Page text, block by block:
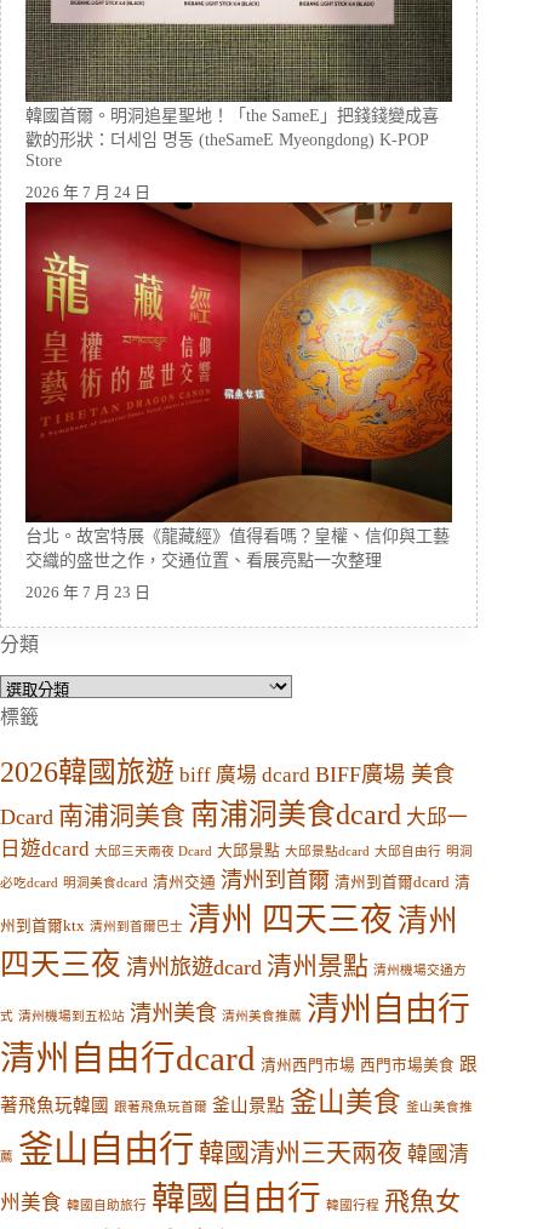
韓國首爾。明洞追星聖地！「the SameE」把錢錢變成喜
歡的形狀：더세임 명동 (theSameE Myeongdong) K-POP
Store
2026 年 7 月 24 日
台北。故宮特展《龍藏經》值得看嗎？皇權、信仰與工藝
交織的盛世之作，交通位置、看展亮點一次整理
2026 年 7 月 23 日
分類
分
類
標籤
2026韓國旅遊 biff 廣場 dcard BIFF廣場 美食
Dcard 南浦洞美食 南浦洞美食dcard 大邱一
日遊dcard 大邱三天兩夜 Dcard 大邱景點 大邱景點dcard 大邱自由行 明洞
必吃dcard 明洞美食dcard 清州交通 清州到首爾 清州到首爾dcard 清
州到首爾ktx 清州到首爾巴士 清州 四天三夜 清州
四天三夜 清州旅遊dcard 清州景點 清州機場交通方
式 清州機場到五松站 清州美食 清州美食推薦 清州自由行
清州自由行dcard 清州西門市場 西門市場美食 跟
著飛魚玩韓國 跟著飛魚玩首爾 釜山景點 釜山美食 釜山美食推
薦 釜山自由行 韓國清州三天兩夜 韓國清
州美食 韓國自助旅行 韓國自由行 韓國行程 飛魚女